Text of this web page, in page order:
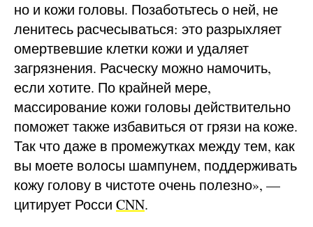
но и кожи головы. Позаботьтесь о ней, не
ленитесь расчесываться: это разрыхляет
омертвевшие клетки кожи и удаляет
загрязнения. Расческу можно намочить,
если хотите. По крайней мере,
массирование кожи головы действительно
поможет также избавиться от грязи на коже.
Так что даже в промежутках между тем, как
вы моете волосы шампунем, поддерживать
кожу голову в чистоте очень полезно», —
цитирует Росси CNN.